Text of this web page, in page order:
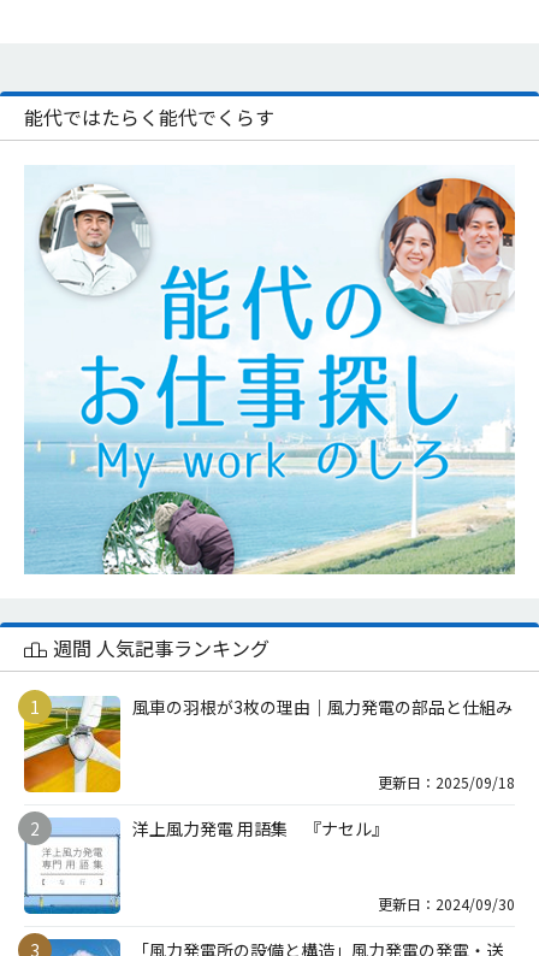
能代ではたらく能代でくらす
週間 人気記事ランキング
風車の羽根が3枚の理由｜風力発電の部品と仕組み
更新日：2025/09/18
洋上風力発電 用語集 『ナセル』
更新日：2024/09/30
「風力発電所の設備と構造」風力発電の発電・送